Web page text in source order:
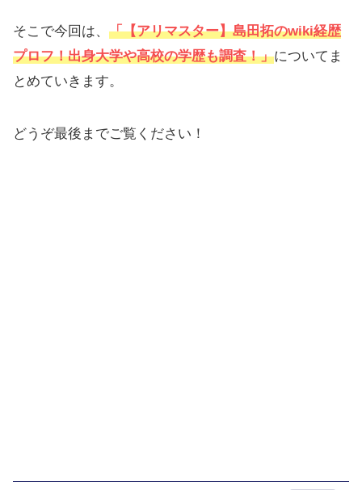
そこで今回は、 「【アリマスター】島田拓のwiki経歴
プロフ！出身大学や高校の学歴も調査！」についてま
とめていきます。
どうぞ最後までご覧ください！